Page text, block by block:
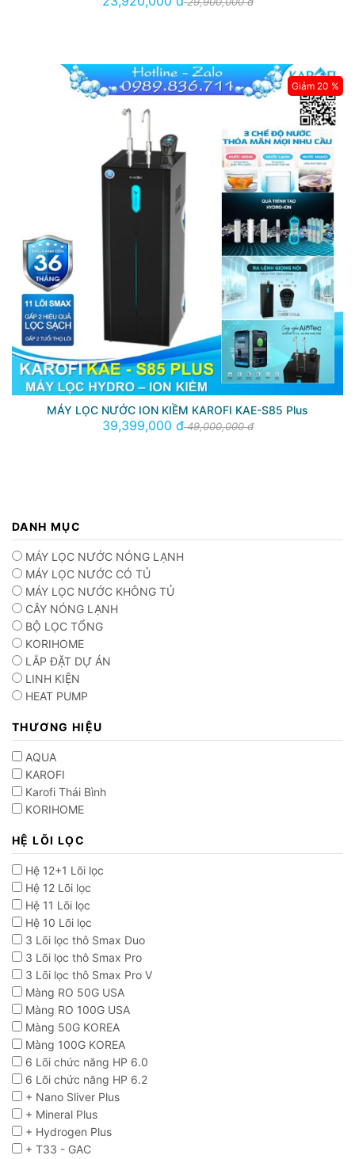
MÁY LỌC NƯỚC ION KIỀM KAROFI KAE-S85 Plus
39,399,000 đ49,000,000 đ
Giảm 20 %
DANH MỤC
MÁY LỌC NƯỚC NÓNG LẠNH
MÁY LỌC NƯỚC CÓ TỦ
MÁY LỌC NƯỚC KHÔNG TỦ
CÂY NÓNG LẠNH
BỘ LỌC TỔNG
KORIHOME
LẮP ĐẶT DỰ ÁN
LINH KIỆN
HEAT PUMP
THƯƠNG HIỆU
AQUA
KAROFI
Karofi Thái Bình
KORIHOME
HỆ LÕI LỌC
Hệ 12+1 Lõi lọc
Hệ 12 Lõi lọc
Hệ 11 Lõi lọc
Hệ 10 Lõi lọc
3 Lõi lọc thô Smax Duo
3 Lõi lọc thô Smax Pro
3 Lõi lọc thô Smax Pro V
Màng RO 50G USA
Màng RO 100G USA
Màng 50G KOREA
Màng 100G KOREA
6 Lõi chức năng HP 6.0
6 Lõi chức năng HP 6.2
+ Nano Sliver Plus
+ Mineral Plus
+ Hydrogen Plus
+ T33 - GAC